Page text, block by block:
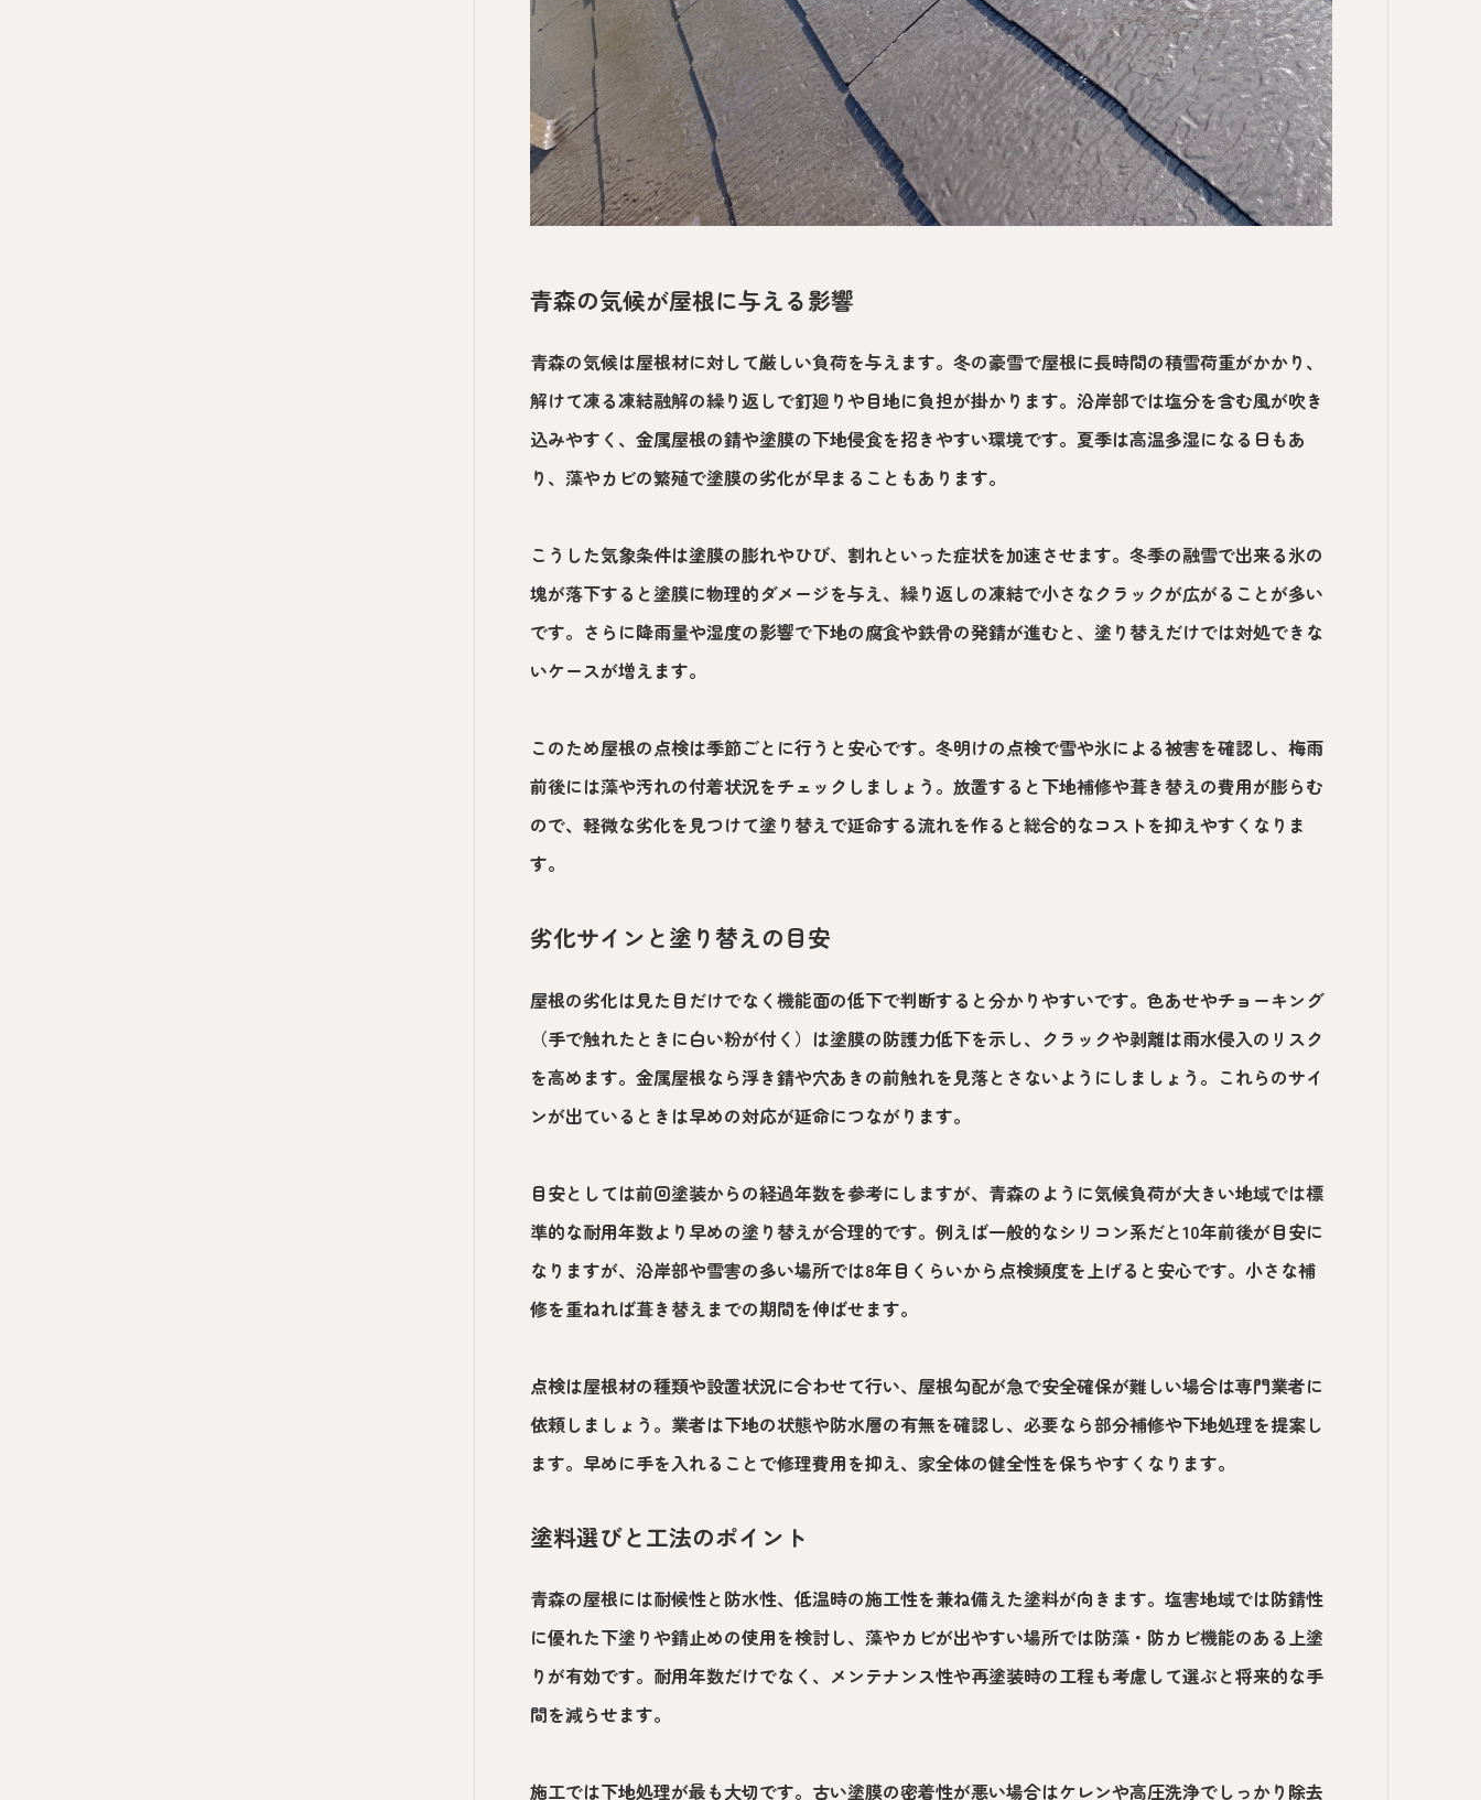
青森の気候が屋根に与える影響
青森の気候は屋根材に対して厳しい負荷を与えます。冬の豪雪で屋根に長時間の積雪荷重がかかり、
解けて凍る凍結融解の繰り返しで釘廻りや目地に負担が掛かります。沿岸部では塩分を含む風が吹き
込みやすく、金属屋根の錆や塗膜の下地侵食を招きやすい環境です。夏季は高温多湿になる日もあ
り、藻やカビの繁殖で塗膜の劣化が早まることもあります。
こうした気象条件は塗膜の膨れやひび、割れといった症状を加速させます。冬季の融雪で出来る氷の
塊が落下すると塗膜に物理的ダメージを与え、繰り返しの凍結で小さなクラックが広がることが多い
です。さらに降雨量や湿度の影響で下地の腐食や鉄骨の発錆が進むと、塗り替えだけでは対処できな
いケースが増えます。
このため屋根の点検は季節ごとに行うと安心です。冬明けの点検で雪や氷による被害を確認し、梅雨
前後には藻や汚れの付着状況をチェックしましょう。放置すると下地補修や葺き替えの費用が膨らむ
ので、軽微な劣化を見つけて塗り替えで延命する流れを作ると総合的なコストを抑えやすくなりま
す。
劣化サインと塗り替えの目安
屋根の劣化は見た目だけでなく機能面の低下で判断すると分かりやすいです。色あせやチョーキング
（手で触れたときに白い粉が付く）は塗膜の防護力低下を示し、クラックや剥離は雨水侵入のリスク
を高めます。金属屋根なら浮き錆や穴あきの前触れを見落とさないようにしましょう。これらのサイ
ンが出ているときは早めの対応が延命につながります。
目安としては前回塗装からの経過年数を参考にしますが、青森のように気候負荷が大きい地域では標
準的な耐用年数より早めの塗り替えが合理的です。例えば一般的なシリコン系だと10年前後が目安に
なりますが、沿岸部や雪害の多い場所では8年目くらいから点検頻度を上げると安心です。小さな補
修を重ねれば葺き替えまでの期間を伸ばせます。
点検は屋根材の種類や設置状況に合わせて行い、屋根勾配が急で安全確保が難しい場合は専門業者に
依頼しましょう。業者は下地の状態や防水層の有無を確認し、必要なら部分補修や下地処理を提案し
ます。早めに手を入れることで修理費用を抑え、家全体の健全性を保ちやすくなります。
塗料選びと工法のポイント
青森の屋根には耐候性と防水性、低温時の施工性を兼ね備えた塗料が向きます。塩害地域では防錆性
に優れた下塗りや錆止めの使用を検討し、藻やカビが出やすい場所では防藻・防カビ機能のある上塗
りが有効です。耐用年数だけでなく、メンテナンス性や再塗装時の工程も考慮して選ぶと将来的な手
間を減らせます。
施工では下地処理が最も大切です。古い塗膜の密着性が悪い場合はケレンや高圧洗浄でしっかり除去